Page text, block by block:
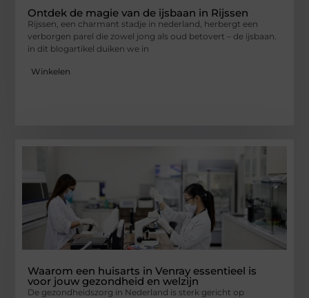
Ontdek de magie van de ijsbaan in Rijssen
Rijssen, een charmant stadje in nederland, herbergt een
verborgen parel die zowel jong als oud betovert – de ijsbaan.
in dit blogartikel duiken we in
Winkelen
Waarom een huisarts in Venray essentieel is
voor jouw gezondheid en welzijn
De gezondheidszorg in Nederland is sterk gericht op